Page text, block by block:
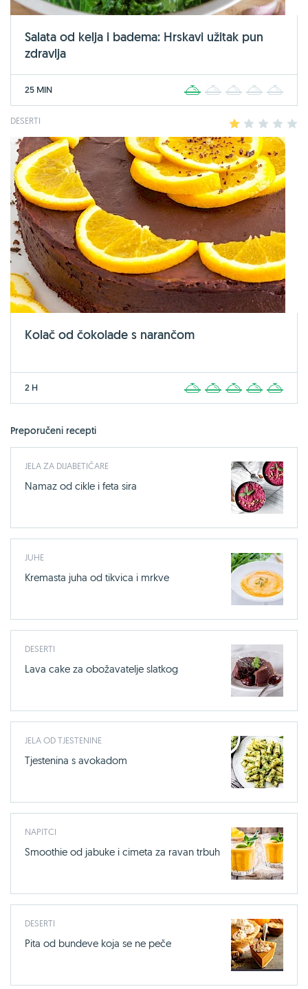
Salata od kelja i badema: Hrskavi užitak pun
zdravlja
25 MIN 2 3 4
DESERTI 2 3 4
Kolač od čokolade s narančom
2 H 2 3 4
Preporučeni recepti
JELA ZA DIJABETIČARE
Namaz od cikle i feta sira
JUHE
Kremasta juha od tikvica i mrkve
DESERTI
Lava cake za obožavatelje slatkog
JELA OD TJESTENINE
Tjestenina s avokadom
NAPITCI
Smoothie od jabuke i cimeta za ravan trbuh
DESERTI
Pita od bundeve koja se ne peče